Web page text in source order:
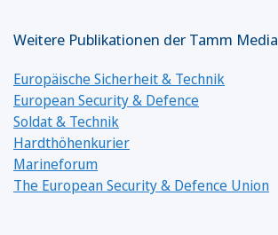
Weitere Publikationen der Tamm Media
Europäische Sicherheit & Technik
European Security & Defence
Soldat & Technik
Hardthöhenkurier
Marineforum
The European Security & Defence Union